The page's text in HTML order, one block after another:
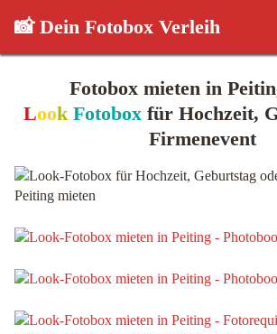
📸 Dein Fotobox Verleih
Fotobox mieten in
Look Fotoboxfür Hochzeit,
Firmenevent